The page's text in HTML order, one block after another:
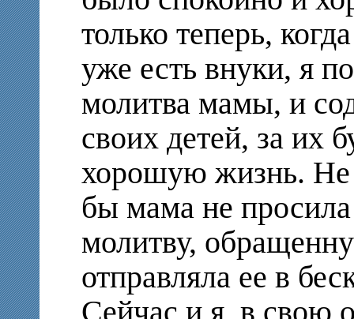
только теперь,
уже есть внуки, я
молитва мамы, и
своих детей, за их
хорошую жизнь. Не
бы мама не просила
молитву,
отправляла ее в
Сейчас и я, в свою